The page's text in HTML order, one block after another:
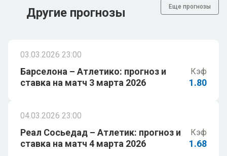
Другие прогнозы Еще прогнозы
03.03.2026 23:00
Барселона – Атлетико: прогноз и
ставка на матч 3 марта 2026
Кэф
1.80
04.03.2026 23:00
Реал Сосьедад – Атлетик: прогноз и
ставка на матч 4 марта 2026
Кэф
1.68